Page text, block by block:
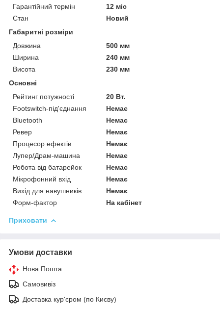
Гарантійний термін
12 міс
Стан
Новий
Габаритні розміри
Довжина
500 мм
Ширина
240 мм
Висота
230 мм
Основні
Рейтинг потужності
20 Вт.
Footswitch-під'єднання
Немає
Bluetooth
Немає
Ревер
Немає
Процесор ефектів
Немає
Лупер/Драм-машина
Немає
Робота від батарейок
Немає
Мікрофонний вхід
Немає
Вихід для навушників
Немає
Форм-фактор
На кабінет
Приховати
Умови доставки
Нова Пошта
Самовивіз
Доставка кур'єром (по Києву)